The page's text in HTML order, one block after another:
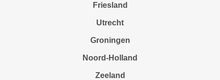
Friesland
Utrecht
Groningen
Noord-Holland
Zeeland